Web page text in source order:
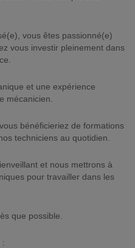
vous êtes passionné(e)
vous investir pleinement dans
et une expérience
mécanicien.
bénéficieriez de formations
techniciens au quotidien.
et nous mettrons à
pour travailler dans les
que possible.
: